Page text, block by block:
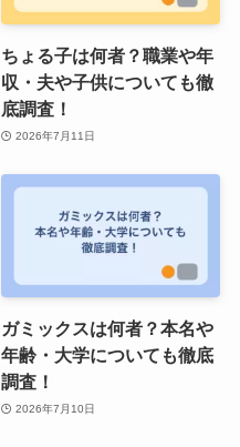
ちょる子は何者？職業や年
収・夫や子供についても徹
底調査！
2026年7月11日
ガミックスは何者？本名や
年齢・大学についても徹底
調査！
2026年7月10日